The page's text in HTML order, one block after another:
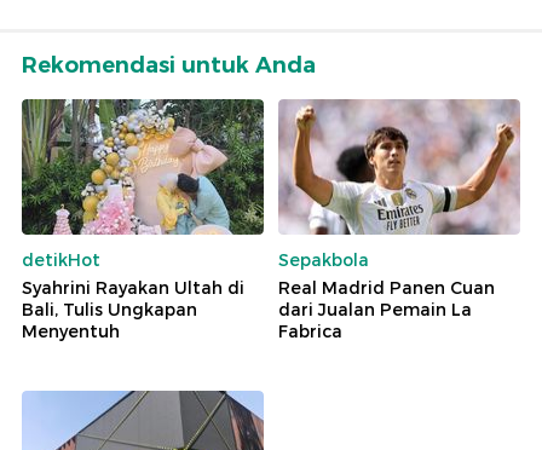
Rekomendasi untuk Anda
detikHot
Syahrini Rayakan Ultah di
Bali, Tulis Ungkapan
Menyentuh
Sepakbola
Real Madrid Panen Cuan
dari Jualan Pemain La
Fabrica